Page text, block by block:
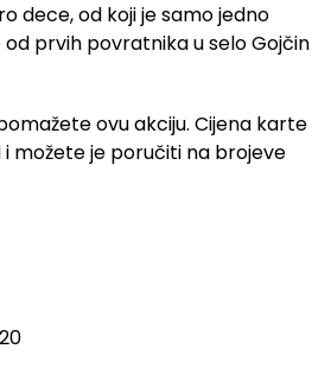
dece, od koji je samo jedno
prvih povratnika u selo Gojčin
ovu akciju. Cijena karte
i možete je poručiti na brojeve